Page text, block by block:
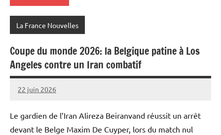
La France Nouvelles
Coupe du monde 2026: la Belgique patine à Los
Angeles contre un Iran combatif
22 juin 2026
Admins
Le gardien de l’Iran Alireza Beiranvand réussit un arrêt
devant le Belge Maxim De Cuyper, lors du match nul